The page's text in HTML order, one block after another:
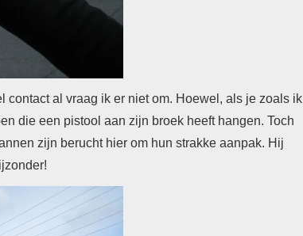
contact al vraag ik er niet om. Hoewel, als je zoals ik
die een pistool aan zijn broek heeft hangen. Toch
zijn berucht hier om hun strakke aanpak. Hij